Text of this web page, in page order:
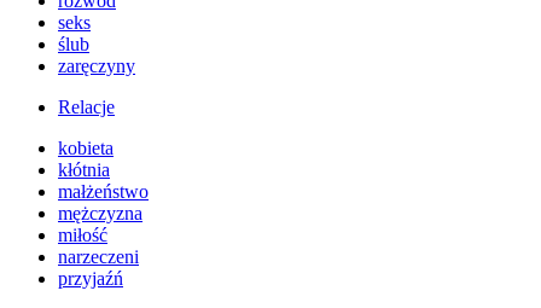
seks
ślub
zaręczyny
Relacje
kobieta
kłótnia
małżeństwo
mężczyzna
miłość
narzeczeni
przyjaźń